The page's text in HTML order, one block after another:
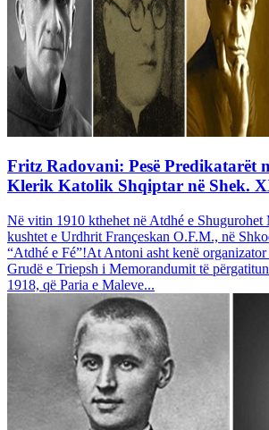
Fritz Radovani: Pesë Predikatarët
Klerik Katolik Shqiptar në Shek.
Në vitin 1910 kthehet në Atdhé e Shugurohet
kushtet e Urdhrit Françeskan O.F.M., në
“Atdhé e Fé”!At Antoni asht kenë
Grudë e Triepsh i Memorandumit të
1918, që Paria e Maleve...